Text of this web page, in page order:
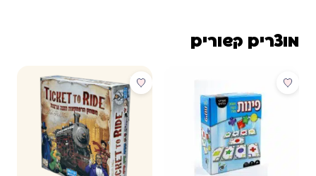
מוצרים קשורים
מבצע